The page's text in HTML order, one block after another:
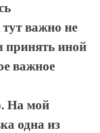
важно не
принять иной
важное
На мой
одна из